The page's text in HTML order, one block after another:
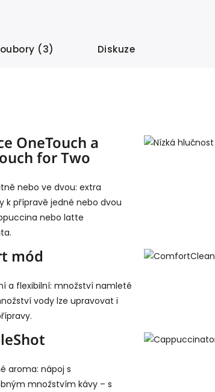
(3) Diskuze
OneTouch a
for Two
nebo ve dvou: extra
k přípravě jedné nebo dvou
nebo latte
mód
a flexibilní: množství namleté
vody lze upravovat i
aroma: nápoj s
množstvím kávy – s